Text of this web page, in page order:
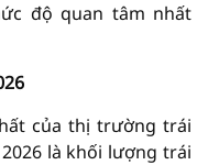
độ quan tâm nhất
của thị trường trái
là khối lượng trái